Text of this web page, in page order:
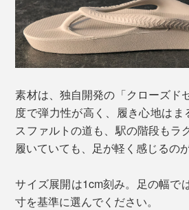
素材は、独自開発の「クローズド
度で弾力性が高く、履き心地はま
スファルトの道も、駅の階段もラ
履いていても、足が軽く感じるの
サイズ展開は1cm刻み。足の幅で
寸を基準に選んでください。